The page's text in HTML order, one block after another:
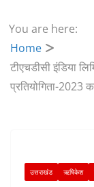
You are here:
Home
टीएचडीसी इंडिया
प्रतियोगिता-
उत्तराखंड ऋषिकेश